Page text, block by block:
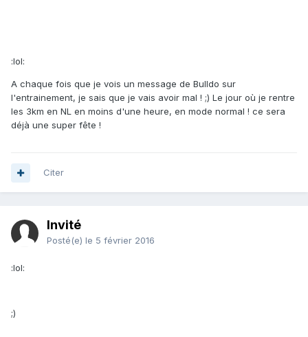
:lol:
A chaque fois que je vois un message de Bulldo sur
l'entrainement, je sais que je vais avoir mal ! ;) Le jour où je rentre
les 3km en NL en moins d'une heure, en mode normal ! ce sera
déjà une super fête !
Citer
Invité
Posté(e) le 5 février 2016
:lol:
;)